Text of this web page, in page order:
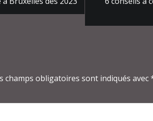
champs obligatoires sont indiqués avec